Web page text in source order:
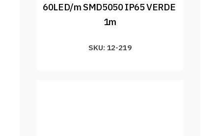
60LED/m SMD5050 IP65 VERDE
1m
SKU: 12-219